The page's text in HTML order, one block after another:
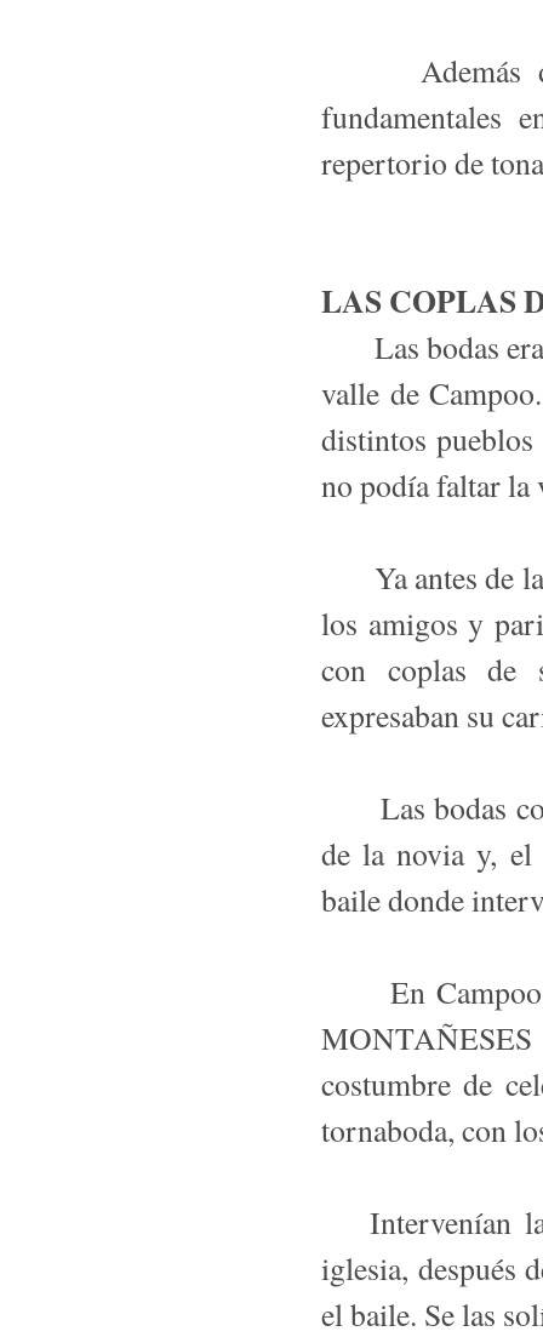
Además de
fundamentales
repertorio de
LAS COPLAS
Las bodas
valle de
distintos
no podía faltar la
Ya antes de la
los amigos y
con coplas de
expresaban su
Las bodas
de la novia y, el
baile donde
En Campoo,
costumbre de
tornaboda, con
Intervenían
iglesia, después
el baile. Se las